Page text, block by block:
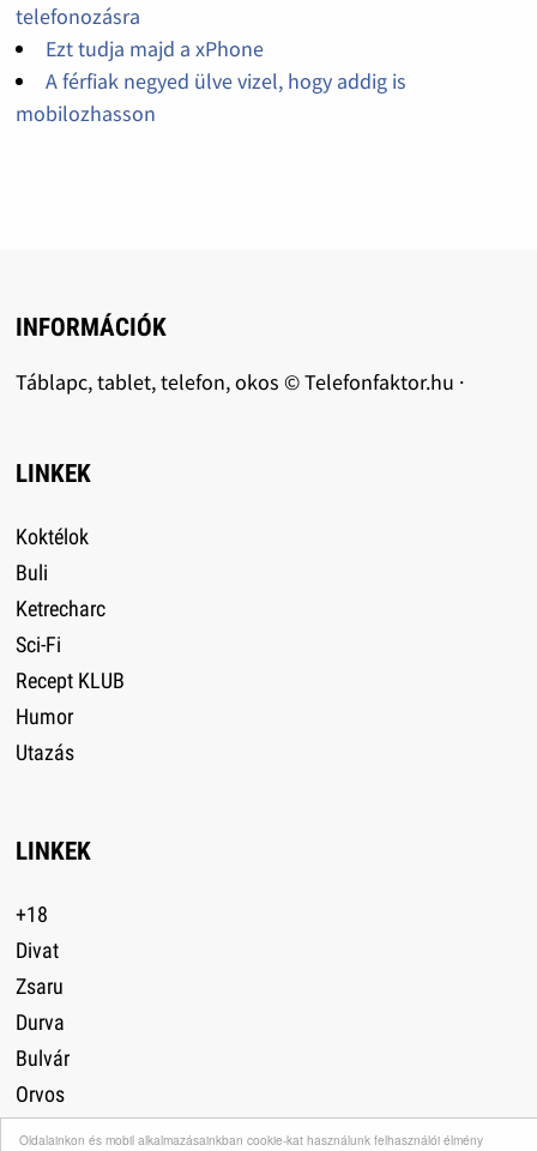
Oldalainkon és mobil alkalmazásainkban cookie-kat használunk felhasználói élmény
telefonozásra
Ezt tudja majd a xPhone
A férfiak negyed ülve vizel, hogy addig is
mobilozhasson
INFORMÁCIÓK
Táblapc, tablet, telefon, okos © Telefonfaktor.hu ·
LINKEK
Koktélok
Buli
Ketrecharc
Sci-Fi
Recept KLUB
Humor
Utazás
LINKEK
+18
Divat
Zsaru
Durva
Bulvár
Orvos
Autó